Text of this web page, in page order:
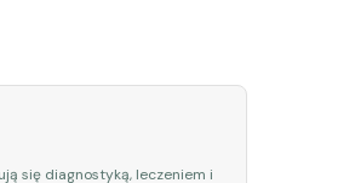
się diagnostyką, leczeniem i